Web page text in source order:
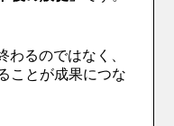
わるのではなく、
ことが成果につな